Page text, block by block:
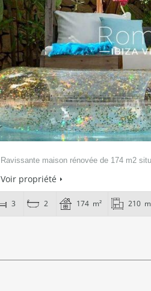
Ravissante maison rénovée de 174 m2
Voir propriété
3 2 174 m² 210